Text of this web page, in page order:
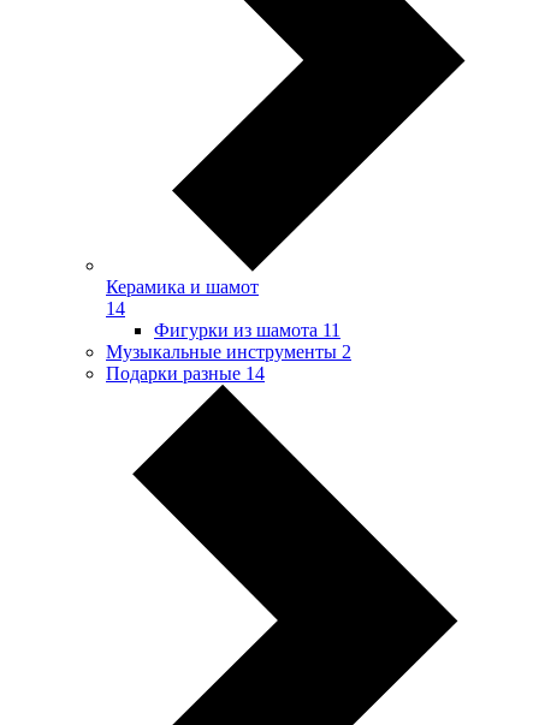
Керамика и шамот
14
Фигурки из шамота 11
Музыкальные инструменты 2
Подарки разные 14